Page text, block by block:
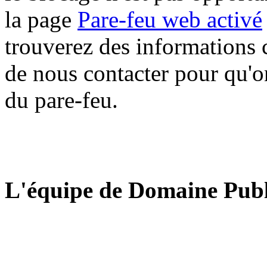
la page Pare-feu web activé
trouverez des informations
de nous contacter pour
du pare-feu.
L'équipe de Domaine